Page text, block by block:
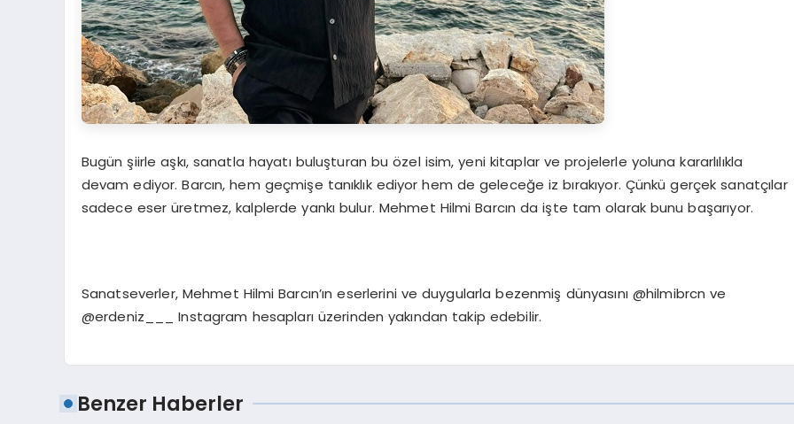
Bugün şiirle aşkı, sanatla hayatı buluşturan bu özel isim, yeni kitaplar ve projelerle yoluna kararlılıkla
devam ediyor. Barcın, hem geçmişe tanıklık ediyor hem de geleceğe iz bırakıyor. Çünkü gerçek sanatçılar
sadece eser üretmez, kalplerde yankı bulur. Mehmet Hilmi Barcın da işte tam olarak bunu başarıyor.
Sanatseverler, Mehmet Hilmi Barcın’ın eserlerini ve duygularla bezenmiş dünyasını @hilmibrcn ve
@erdeniz___ Instagram hesapları üzerinden yakından takip edebilir.
Benzer Haberler